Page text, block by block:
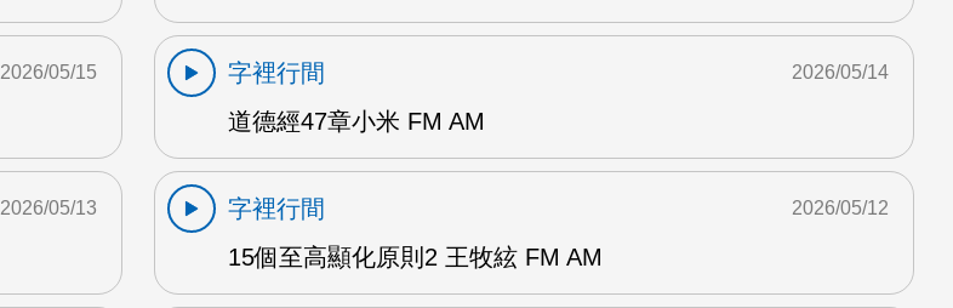
2026/05/15
字裡行間
道德經47章小米 FM AM
2026/05/14
2026/05/13
字裡行間
15個至高顯化原則2 王牧絃 FM AM
2026/05/12